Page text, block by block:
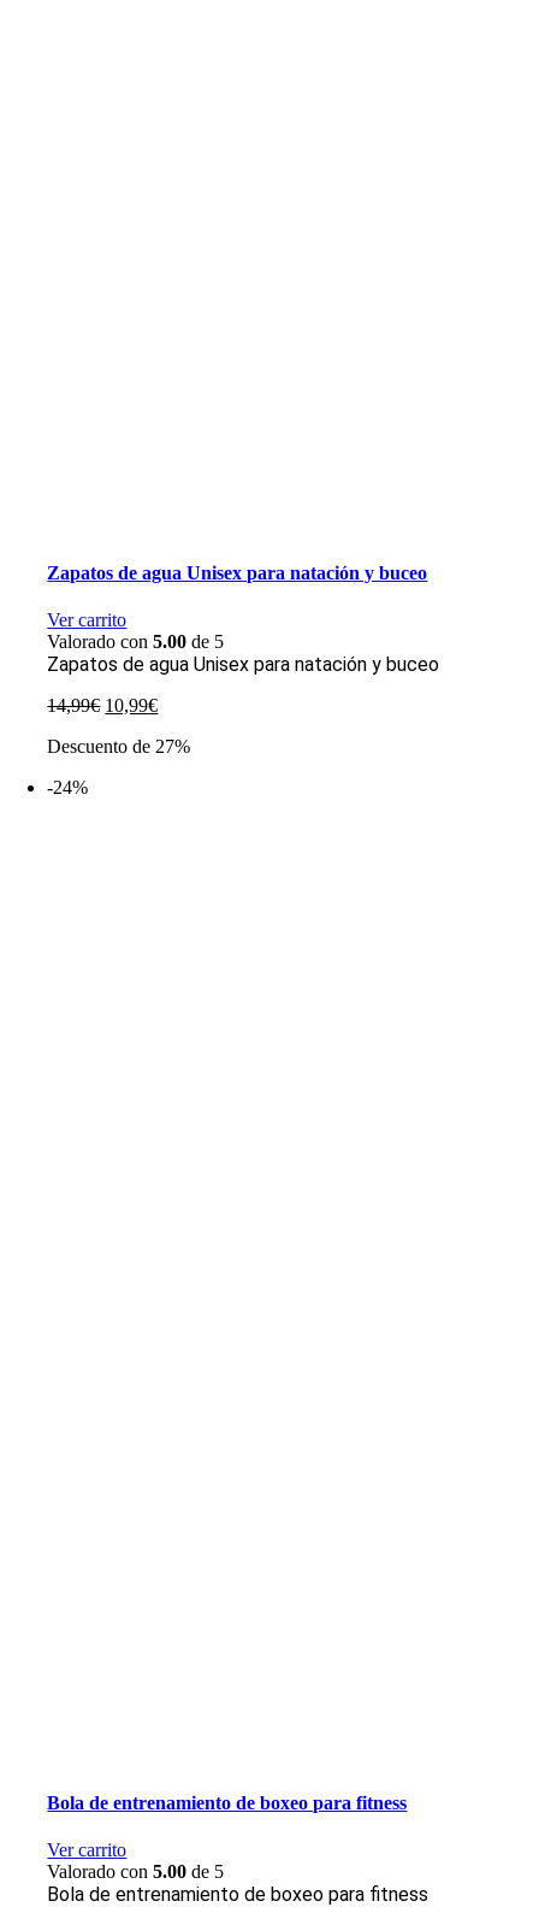
Zapatos de agua Unisex para natación y buceo
Ver carrito
Valorado con5.00 de 5
Zapatos de agua Unisex para natación y buceo
14,99€ El
original
10,99€El
actual
Descuento de 27%
-24%
Bola de entrenamiento de boxeo para fitness
Ver carrito
Valorado con5.00 de 5
Bola de entrenamiento de boxeo para fitness